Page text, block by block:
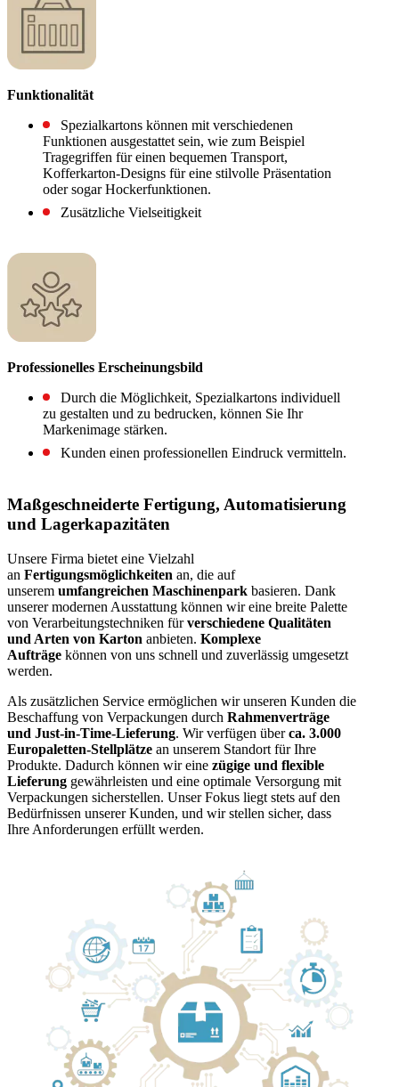
Funktionalität
Spezialkartons können mit verschiedenen
Funktionen ausgestattet sein, wie zum Beispiel
Tragegriffen für einen bequemen Transport,
Kofferkarton-Designs für eine stilvolle Präsentation
oder sogar Hockerfunktionen.
Zusätzliche Vielseitigkeit
Professionelles Erscheinungsbild
Durch die Möglichkeit, Spezialkartons individuell
zu gestalten und zu bedrucken, können Sie Ihr
Markenimage stärken.
Kunden einen professionellen Eindruck vermitteln.
Maßgeschneiderte Fertigung, Automatisierung
und Lagerkapazitäten
Unsere Firma bietet eine Vielzahl
an Fertigungsmöglichkeiten an, die auf
unserem umfangreichen Maschinenpark basieren. Dank
unserer modernen Ausstattung können wir eine breite Palette
von Verarbeitungstechniken fürverschiedene Qualitäten
und Arten von Karton anbieten. Komplexe
Aufträge können von uns schnell und zuverlässig umgesetzt
werden.
Als zusätzlichen Service ermöglichen wir unseren Kunden die
Beschaffung von Verpackungen durch Rahmenverträge
und Just-in-Time-Lieferung. Wir verfügen überca. 3.000
Europaletten-Stellplätze an unserem Standort für Ihre
Produkte. Dadurch können wir eine zügige und flexible
Lieferung gewährleisten und eine optimale Versorgung mit
Verpackungen sicherstellen. Unser Fokus liegt stets auf den
Bedürfnissen unserer Kunden, und wir stellen sicher, dass
Ihre Anforderungen erfüllt werden.